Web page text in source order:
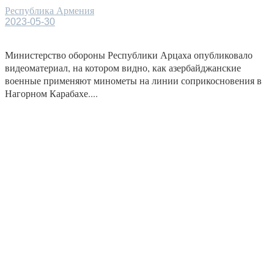
Республика Армения
2023-05-30
Министерство обороны Республики Арцаха опубликовало
видеоматериал, на котором видно, как азербайджанские
военные применяют минометы на линии соприкосновения в
Нагорном Карабахе....